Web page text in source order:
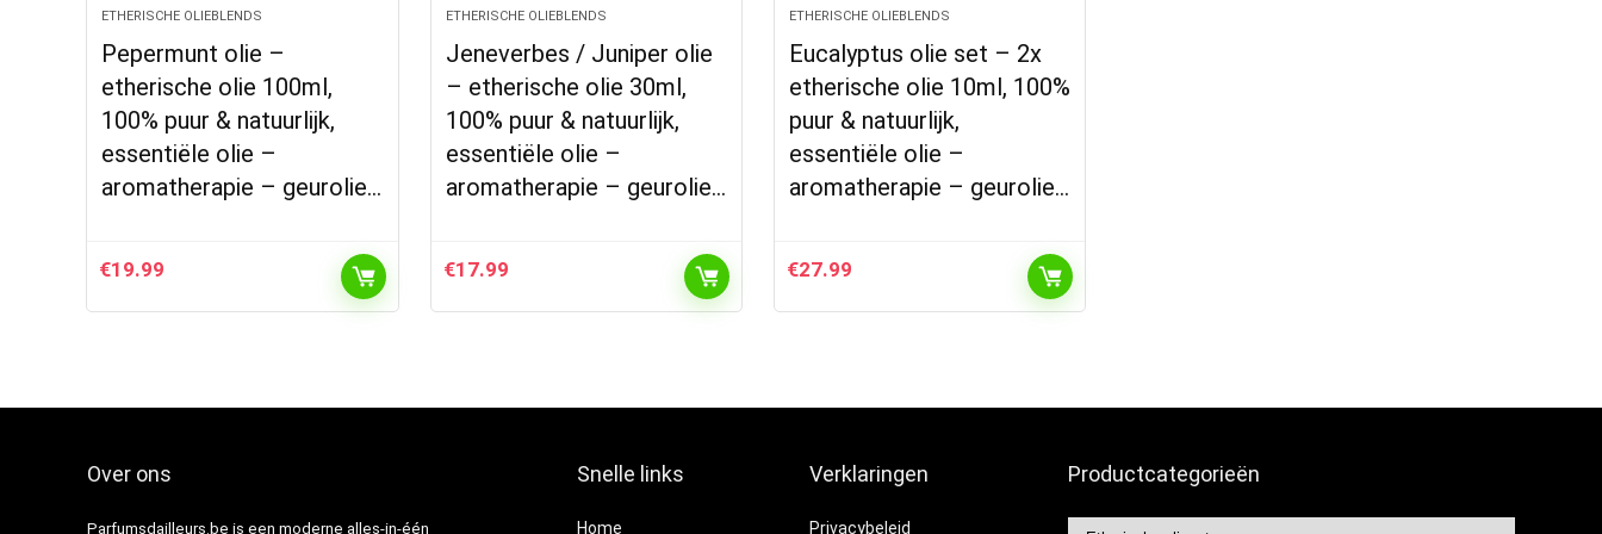
ETHERISCHE OLIEBLENDS
Pepermunt olie –
etherische olie 100ml,
100% puur & natuurlijk,
essentiële olie –
aromatherapie – geurolie…
€19.99
ETHERISCHE OLIEBLENDS
Jeneverbes / Juniper olie
– etherische olie 30ml,
100% puur & natuurlijk,
essentiële olie –
aromatherapie – geurolie…
€17.99
ETHERISCHE OLIEBLENDS
Eucalyptus olie set – 2x
etherische olie 10ml, 100%
puur & natuurlijk,
essentiële olie –
aromatherapie – geurolie…
€27.99
Over ons
Parfumsdailleurs.be is een moderne alles-in-één
Snelle links
Home
Verklaringen
Privacybeleid
Productcategorieën